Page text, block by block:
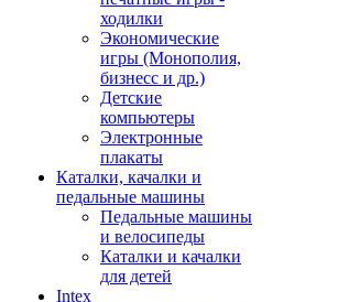
ходилки
Экономические
игры (Монополия,
бизнесс и др.)
Детские
компьютеры
Электронные
плакаты
Каталки, качалки и
педальные машины
Педальные машины
и велосипеды
Каталки и качалки
для детей
Intex